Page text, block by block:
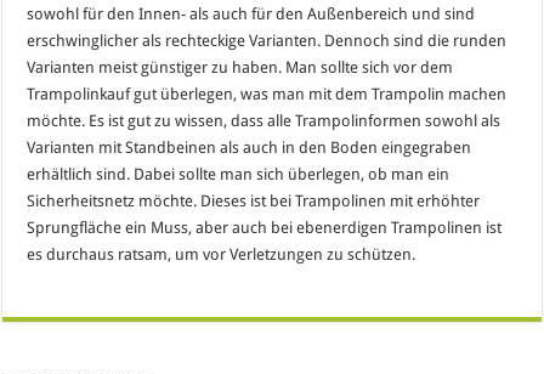
sowohl für den Innen- als auch für den Außenbereich und sind
erschwinglicher als rechteckige Varianten. Dennoch sind die runden
Varianten meist günstiger zu haben. Man sollte sich vor dem
Trampolinkauf gut überlegen, was man mit dem Trampolin machen
möchte. Es ist gut zu wissen, dass alle Trampolinformen sowohl als
Varianten mit Standbeinen als auch in den Boden eingegraben
erhältlich sind. Dabei sollte man sich überlegen, ob man ein
Sicherheitsnetz möchte. Dieses ist bei Trampolinen mit erhöhter
Sprungfläche ein Muss, aber auch bei ebenerdigen Trampolinen ist
es durchaus ratsam, um vor Verletzungen zu schützen.